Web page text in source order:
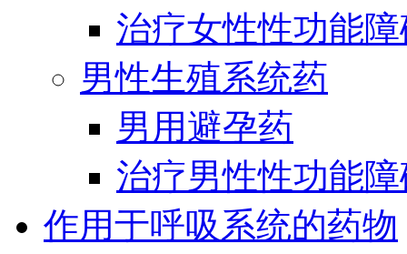
治疗女性性功能
男性生殖系统药
男用避孕药
治疗男性性功能
作用于呼吸系统的药物